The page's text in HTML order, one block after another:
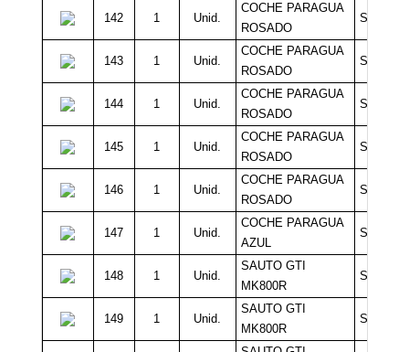
142 1 Unid.
COCHE PARAGUA
ROSADO
Sin
143 1 Unid.
COCHE PARAGUA
ROSADO
Sin
144 1 Unid.
COCHE PARAGUA
ROSADO
Sin
145 1 Unid.
COCHE PARAGUA
ROSADO
Sin
146 1 Unid.
COCHE PARAGUA
ROSADO
Sin
147 1 Unid.
COCHE PARAGUA
AZUL
Sin
148 1 Unid.
SAUTO GTI
MK800R
Sin
149 1 Unid.
SAUTO GTI
MK800R
Sin